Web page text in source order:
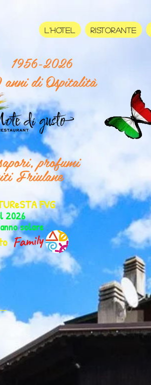
L'HOTEL RISTORANTE
di Ospitalità
1956-2026
profumi
Friulane
FVG
2026
solare